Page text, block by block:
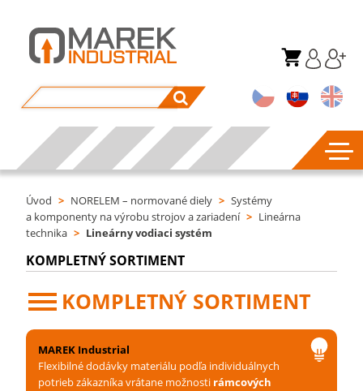
Úvod > NORELEM – normované diely > Systémy
a komponenty na výrobu strojov a zariadení > Lineárna
technika > Lineárny vodiaci systém
KOMPLETNÝ SORTIMENT
KOMPLETNÝ SORTIMENT
MAREK Industrial
Flexibilné dodávky materiálu podľa individuálnych
potrieb zákazníka vrátane možnosti rámcových